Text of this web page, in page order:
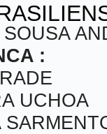
SOUSA
:
UCHOA